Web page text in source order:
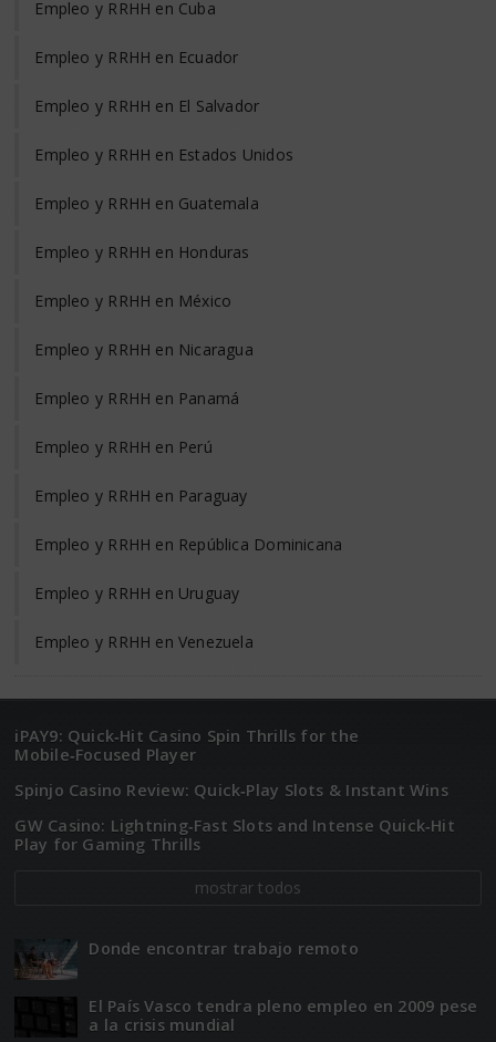
Empleo y RRHH en Cuba
Empleo y RRHH en Ecuador
Empleo y RRHH en El Salvador
Empleo y RRHH en Estados Unidos
Empleo y RRHH en Guatemala
Empleo y RRHH en Honduras
Empleo y RRHH en México
Empleo y RRHH en Nicaragua
Empleo y RRHH en Panamá
Empleo y RRHH en Perú
Empleo y RRHH en Paraguay
Empleo y RRHH en República Dominicana
Empleo y RRHH en Uruguay
Empleo y RRHH en Venezuela
iPAY9: Quick‑Hit Casino Spin Thrills for the
Mobile‑Focused Player
Spinjo Casino Review: Quick‑Play Slots & Instant Wins
GW Casino: Lightning‑Fast Slots and Intense Quick‑Hit
Play for Gaming Thrills
mostrar todos
Donde encontrar trabajo remoto
El Paí­­s Vasco tendra pleno empleo en 2009 pese
a la crisis mundial